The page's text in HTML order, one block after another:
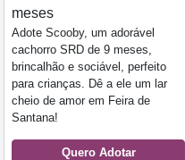
meses
Adote Scooby, um adorável
cachorro SRD de 9 meses,
brincalhão e sociável, perfeito
para crianças. Dê a ele um lar
cheio de amor em Feira de
Santana!
Quero Adotar